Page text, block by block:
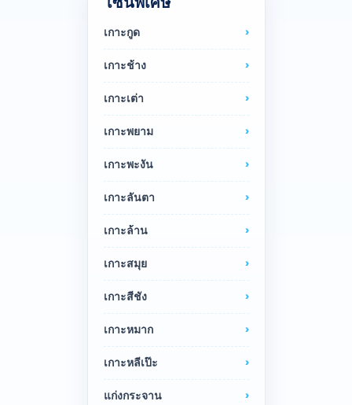
เกาะกูด
เกาะช้าง
เกาะเต่า
เกาะพยาม
เกาะพะงัน
เกาะลันตา
เกาะล้าน
เกาะสมุย
เกาะสีชัง
เกาะหมาก
เกาะหลีเป๊ะ
แก่งกระจาน